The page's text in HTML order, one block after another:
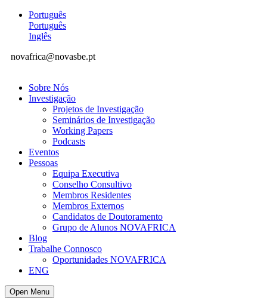
Português
Português
Inglês
novafrica@novasbe.pt
Sobre Nós
Investigação
Projetos de Investigação
Seminários de Investigação
Working Papers
Podcasts
Eventos
Pessoas
Equipa Executiva
Conselho Consultivo
Membros Residentes
Membros Externos
Candidatos de Doutoramento
Grupo de Alunos NOVAFRICA
Blog
Trabalhe Connosco
Oportunidades NOVAFRICA
ENG
Open Menu